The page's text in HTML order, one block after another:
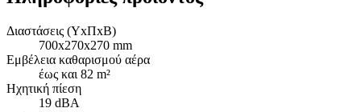
Διαστάσεις (ΥxΠxΒ)
700x270x270 mm
Εμβέλεια καθαρισμού αέρα
έως και 82 m²
Ηχητική πίεση
19 dBA